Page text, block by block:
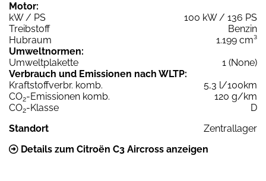
Motor:
kW / PS
100 kW / 136 PS
Treibstoff
Benzin
Hubraum
1.199 cm³
Umweltnormen:
Umweltplakette
1 (None)
Verbrauch und Emissionen nach WLTP:
Kraftstoffverbr. komb.
5,3 l/100km
CO2-Emissionen komb.
120 g/km
CO2-Klasse
D
Standort
Zentrallager
Details zum Citroën C3 Aircross anzeigen